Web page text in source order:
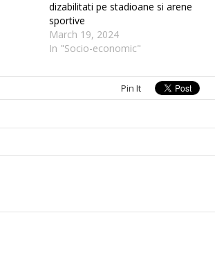
dizabilitati pe stadioane si arene
sportive
March 19, 2024
In "Socio-economic"
Pin It